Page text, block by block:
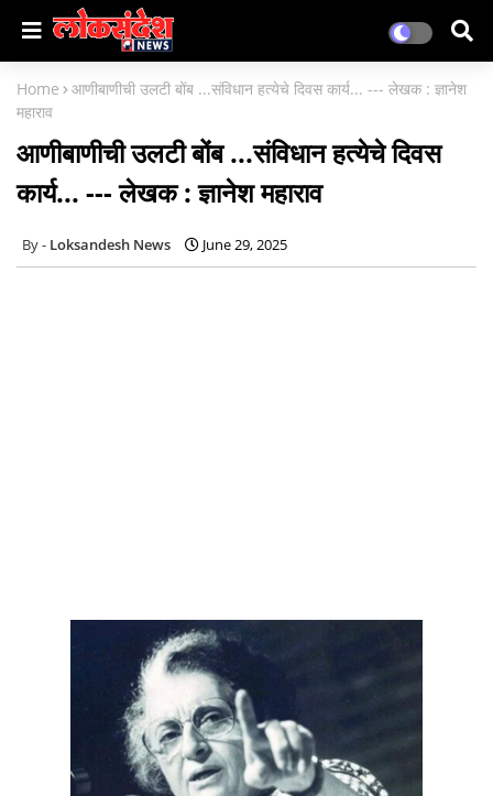
Home
आणीबाणीची उलटी बोंब ...संविधान हत्येचे दिवस कार्य... --- लेखक : ज्ञानेश
महाराव
आणीबाणीची उलटी बोंब ...संविधान हत्येचे दिवस
कार्य... --- लेखक : ज्ञानेश महाराव
Loksandesh News June 29, 2025